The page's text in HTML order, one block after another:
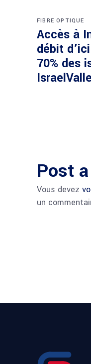
FIBRE OPTIQUE
Accès à
débit
70% des
Post
Vous devez
un